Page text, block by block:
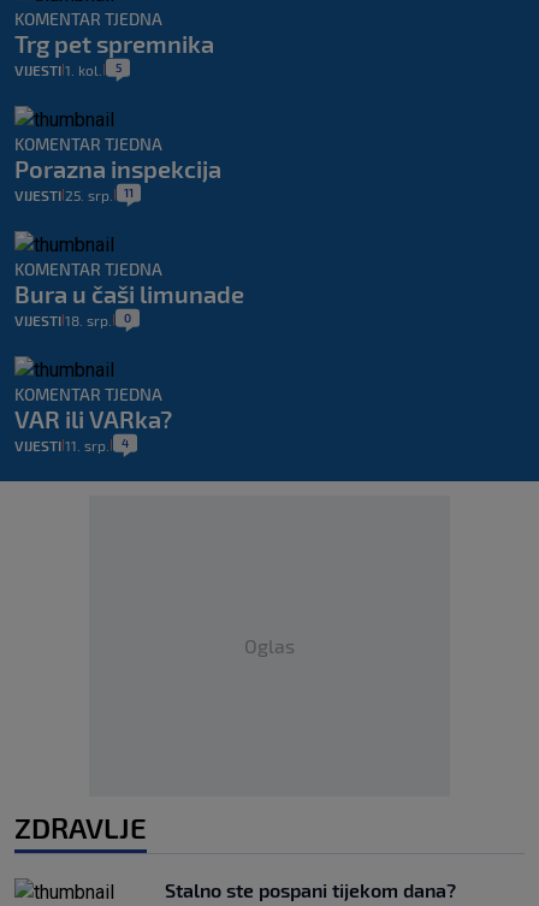
KOMENTAR TJEDNA
Trg pet spremnika
VIJESTI 1. kol. 5
KOMENTAR TJEDNA
Porazna inspekcija
VIJESTI 25. srp. 11
KOMENTAR TJEDNA
Bura u čaši limunade
VIJESTI 18. srp. 0
KOMENTAR TJEDNA
VAR ili VARka?
VIJESTI 11. srp. 4
Oglas
ZDRAVLJE
Stalno ste pospani tijekom dana?